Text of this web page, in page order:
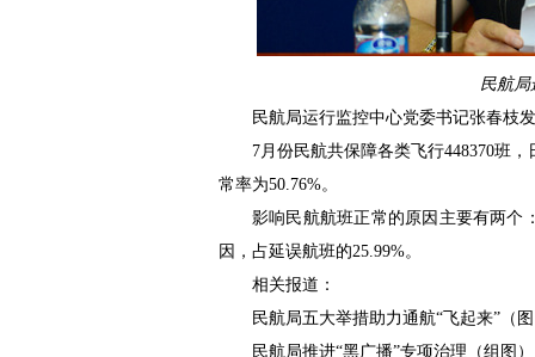
民航局
民航局运行监控中心党委书记张春枝
7月份民航共保障各类飞行448370班
常率为50.76%。
影响民航航班正常的原因主要有两个
因，占延误航班的25.99%。
相关报道：
民航局五大举措助力通航“飞起来”（
民航局推进“黑广播”专项治理（组图）